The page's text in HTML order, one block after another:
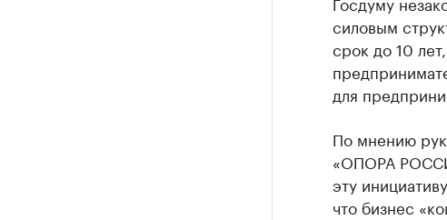
силовым
срок до 10
для
По мнению
«ОПОРА
эту
что бизнес